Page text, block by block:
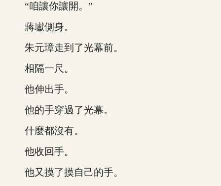
“咱讓你讓開。”
蔣瓛側身。
朱元璋走到了光幕前。
相隔一尺。
他伸出手。
他的手穿過了光幕。
什麼都沒有。
他收回手。
他又摸了摸自己的手。